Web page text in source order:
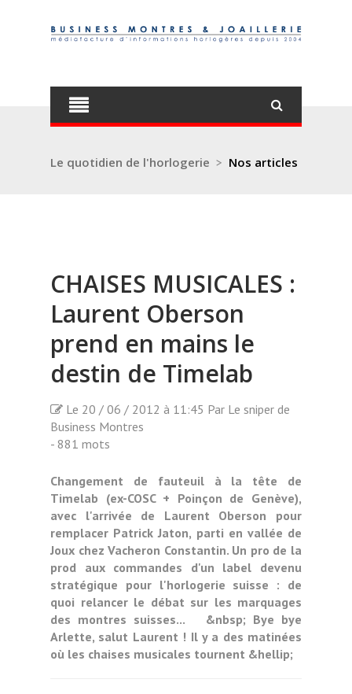
Le quotidien de l'horlogerie > Nos articles
CHAISES MUSICALES :
Laurent Oberson
prend en mains le
destin de Timelab
Le 20 / 06 / 2012 à 11:45 Par Le sniper de
Business Montres
- 881 mots
Changement de fauteuil à la tête de
Timelab (ex-COSC + Poinçon de Genève),
avec l'arrivée de Laurent Oberson pour
remplacer Patrick Jaton, parti en vallée de
Joux chez Vacheron Constantin. Un pro de la
prod aux commandes d'un label devenu
stratégique pour l'horlogerie suisse : de
quoi relancer le débat sur les marquages
des montres suisses... &nbsp; Bye bye
Arlette, salut Laurent ! Il y a des matinées
où les chaises musicales tournent &hellip;